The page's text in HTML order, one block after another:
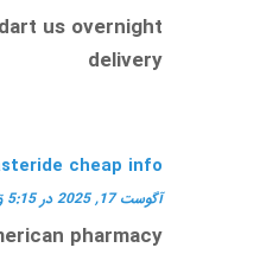
us overnight
delivery
cheap info
آگوست 17, 2025 در 5:15 ق.ظ
pharmacy